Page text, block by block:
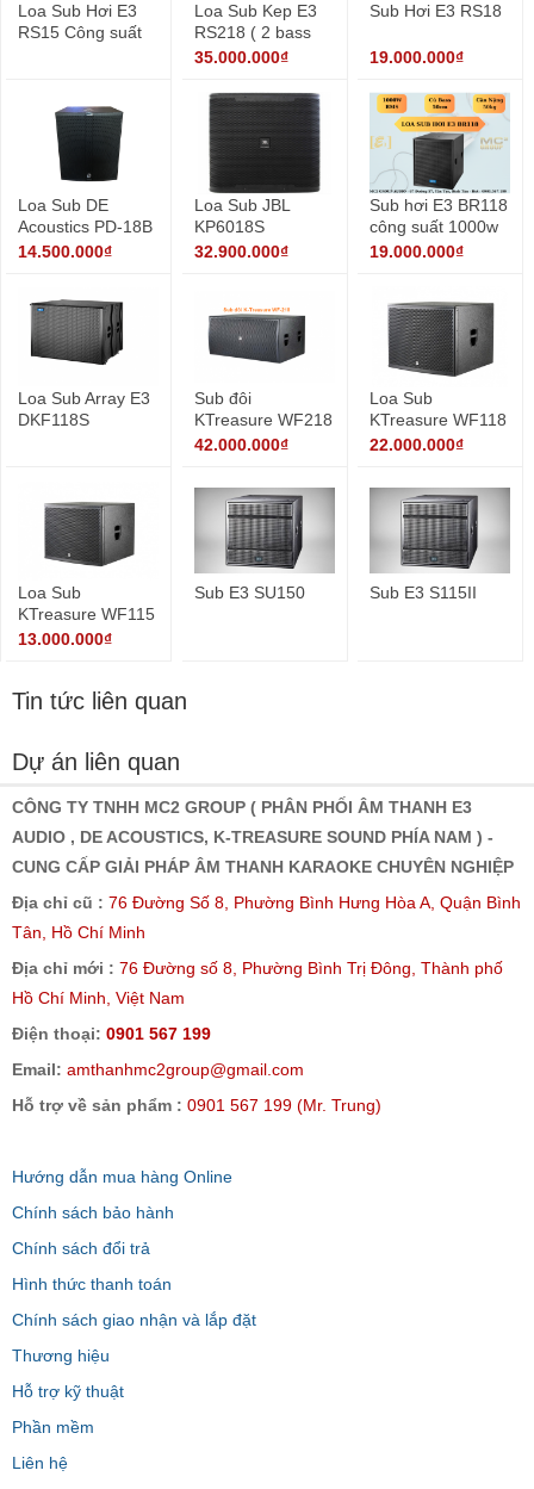
Loa Sub Hơi E3
RS15 Công suất
Loa Sub Kep E3
RS218 ( 2 bass
50cm )
35.000.000₫
Sub Hơi E3 RS18
19.000.000₫
Loa Sub DE
Acoustics PD-18B
14.500.000₫
Loa Sub JBL
KP6018S
32.900.000₫
Sub hơi E3 BR118
công suất 1000w
19.000.000₫
Loa Sub Array E3
DKF118S
Sub đôi
KTreasure WF218
uy lực lớn 2400w
42.000.000₫
Loa Sub
KTreasure WF118
công suất 1200w
22.000.000₫
Loa Sub
KTreasure WF115
Công Suất 800w
13.000.000₫
Sub E3 SU150 Sub E3 S115II
Tin tức liên quan
Dự án liên quan
CÔNG TY TNHH MC2 GROUP ( PHÂN PHỐI ÂM THANH E3
AUDIO , DE ACOUSTICS, K-TREASURE SOUND PHÍA NAM ) -
CUNG CẤP GIẢI PHÁP ÂM THANH KARAOKE CHUYÊN NGHIỆP
Địa chỉ cũ : 76 Đường Số 8, Phường Bình Hưng Hòa A, Quận Bình
Tân, Hồ Chí Minh
Địa chỉ mới : 76 Đường số 8, Phường Bình Trị Đông, Thành phố
Hồ Chí Minh, Việt Nam
Điện thoại: 0901 567 199
Email: amthanhmc2group@gmail.com
Hỗ trợ về sản phẩm : 0901 567 199 (Mr. Trung)
Hướng dẫn mua hàng Online
Chính sách bảo hành
Chính sách đổi trả
Hình thức thanh toán
Chính sách giao nhận và lắp đặt
Thương hiệu
Hỗ trợ kỹ thuật
Phần mềm
Liên hệ